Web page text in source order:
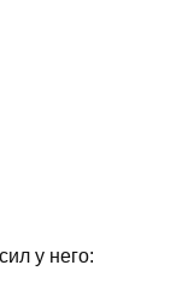
у него: